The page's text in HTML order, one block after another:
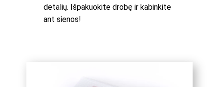
detalių. Išpakuokite drobę ir kabinkite
ant sienos!